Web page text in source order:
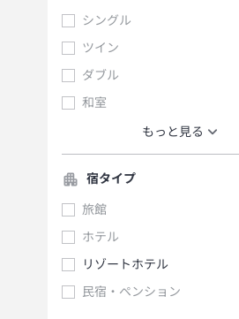
シングル
ツイン
ダブル
和室
もっと見る
宿タイプ
旅館
ホテル
リゾートホテル
民宿・ペンション